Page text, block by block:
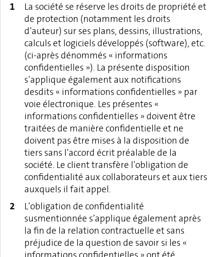
La société se réserve les droits de propriété et
de protection (notamment les droits
d’auteur) sur ses plans, dessins, illustrations,
calculs et logiciels développés (software), etc.
(ci-après dénommés « informations
confidentielles »). La présente disposition
s’applique également aux notifications
desdits « informations confidentielles » par
voie électronique. Les présentes «
informations confidentielles » doivent être
traitées de manière confidentielle et ne
doivent pas être mises à la disposition de
tiers sans l’accord écrit préalable de la
société. Le client transfère l’obligation de
confidentialité aux collaborateurs et aux tiers
auxquels il fait appel.
L’obligation de confidentialité
susmentionnée s’applique également après
la fin de la relation contractuelle et sans
préjudice de la question de savoir si les «